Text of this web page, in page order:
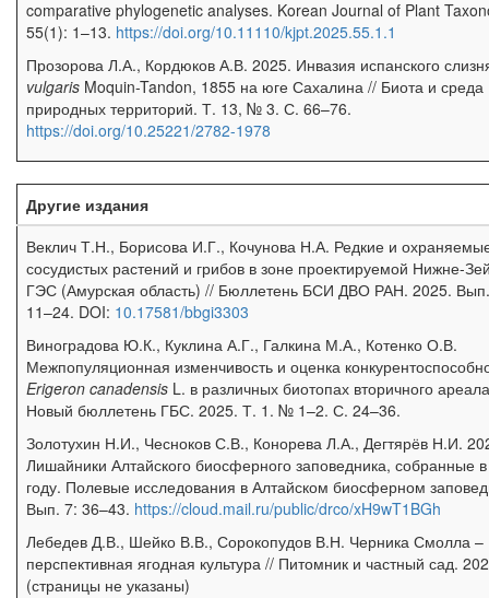
comparative phylogenetic analyses. Korean Journal of Plant
55(1): 1–13. https://doi.org/10.11110/kjpt.2025.55.1.1
Прозорова Л.А., Кордюков А.В. 2025. Инвазия испанского
vulgaris Moquin-Tandon, 1855 на юге Сахалина // Биота и среда
природных территорий. Т. 13, № 3. С. 66–76.
https://doi.org/10.25221/2782-1978
Другие издания
Веклич Т.Н., Борисова И.Г., Кочунова Н.А. Редкие и
сосудистых растений и грибов в зоне проектируемой Нижне-
ГЭС (Амурская область) // Бюллетень БСИ ДВО РАН. 2025.
11–24. DOI: 10.17581/bbgi3303
Виноградова Ю.К., Куклина А.Г., Галкина М.А., Котенко О.В.
Межпопуляционная изменчивость и оценка
Erigeron canadensis L. в различных биотопах вторичного
Новый бюллетень ГБС. 2025. Т. 1. № 1–2. С. 24–36.
Золотухин Н.И., Чесноков С.В., Конорева Л.А., Дегтярёв Н.И.
Лишайники Алтайского биосферного заповедника, собранные
году. Полевые исследования в Алтайском биосферном
Вып. 7: 36–43. https://cloud.mail.ru/public/drco/xH9wT1BGh
Лебедев Д.В., Шейко В.В., Сорокопудов В.Н. Черника Смолла –
перспективная ягодная культура // Питомник и частный сад.
(страницы не указаны)